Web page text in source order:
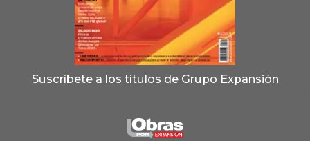
Suscríbete a los títulos de Grupo Expansión